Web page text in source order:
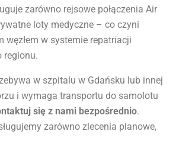
zarówno rejsowe połączenia Air
loty medyczne – co czyni
węzłem w systemie repatriacji
regionu.
w szpitalu w Gdańsku lub innej
i wymaga transportu do samolotu
się z nami bezpośrednio.
zarówno zlecenia planowe,